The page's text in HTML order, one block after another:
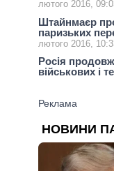
лютого 2016,
Штайнмаєр
паризьких
лютого 2016,
Росія
військових і